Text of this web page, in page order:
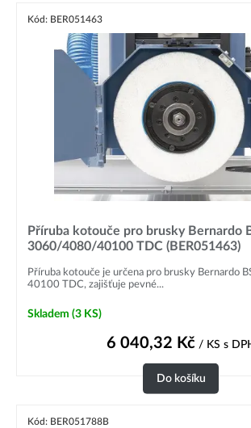
Kód: BER051463
Příruba kotouče pro brusky Bernardo
3060/4080/40100 TDC (BER051463)
Příruba kotouče je určena pro brusky Bernardo
40100 TDC, zajišťuje pevné...
Skladem (3 KS)
6 040,32 Kč/ KS s
Do košíku
Kód: BER051788B